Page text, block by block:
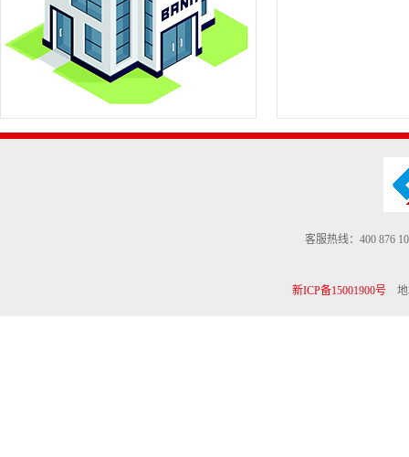
客服热线：400 876
新ICP备15001900号地